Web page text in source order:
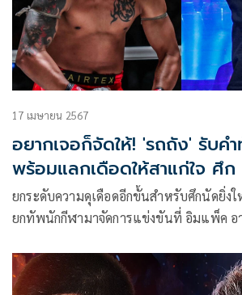
17 เมษายน 2567
อยากเจอก็จัดให้! 'รถถัง' รับค
พร้อมแลกเดือดให้สาแก่ใจ ศึก
ยกระดับความดุเดือดอีกขั้นสำหรับศึกนัดยิ่ง
ยกทัพนักกีฬามาจัดการแข่งขันที่ อิมแพ็ค อ
มาแล้ว 6 คู่ ล่าสุดได้มีการอัดเพิ่มคู่มวยที่แ
จิตรเมืองนนท์” แชมป์โลก ONE มวยไทย